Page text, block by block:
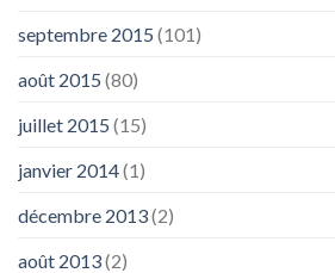
septembre 2015 (101)
août 2015 (80)
juillet 2015 (15)
janvier 2014(1)
décembre 2013(2)
août 2013(2)